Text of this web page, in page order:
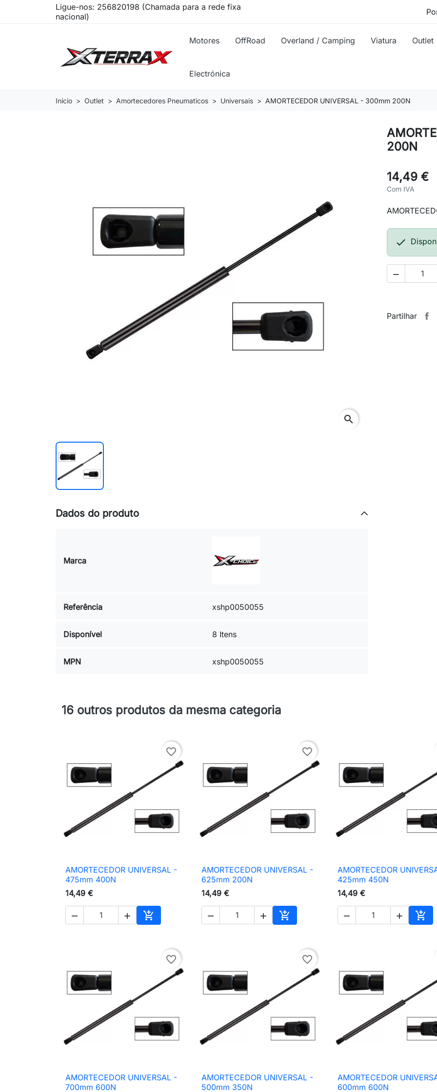
Ligue-nos: 256820198 (Chamada para a rede fixa
nacional)
Motores OffRoad Overland / Camping Viatura Outlet
Electrónica
Início Outlet Amortecedores Pneumaticos Universais AMORTECEDOR UNIVERSAL - 300mm 200N
search
200N
14,49 €
Com IVA


Partilhar
Dados do produto
Marca
Referência xshp0050055
Disponível 8 Itens
MPN xshp0050055
16 outros produtos da mesma categoria
favorite_border
 Vista rápida
AMORTECEDOR UNIVERSAL -
475mm 400N
14,49 €
  
Adicionar ao carrinho
favorite_border
 Vista rápida
AMORTECEDOR UNIVERSAL -
625mm 200N
14,49 €
  
Adicionar ao carrinho
 Vista rápida
AMORTECEDOR
425mm 450N
14,49 €
  
favorite_border
 Vista rápida
AMORTECEDOR UNIVERSAL -
700mm 600N
favorite_border
 Vista rápida
AMORTECEDOR UNIVERSAL -
500mm 350N
 Vista rápida
AMORTECEDOR
600mm 600N